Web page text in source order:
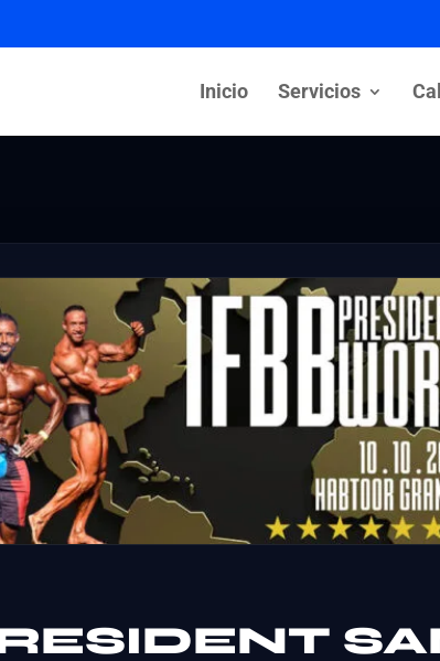
Inicio Servicios